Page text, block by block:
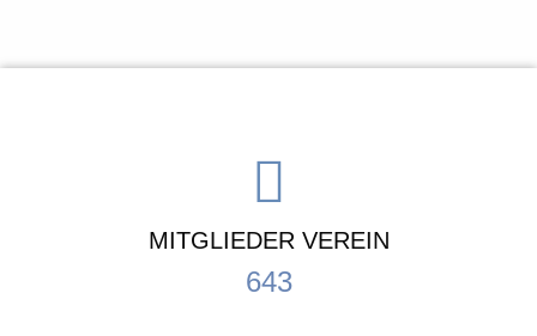
MITGLIEDER VEREIN
643